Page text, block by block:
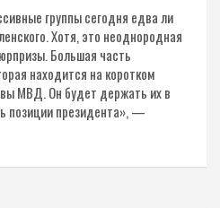
группы сегодня едва ли
Хотя, это неоднородная
Большая часть
находится на коротком
МВД. Он будет держать их в
позиции президента», —